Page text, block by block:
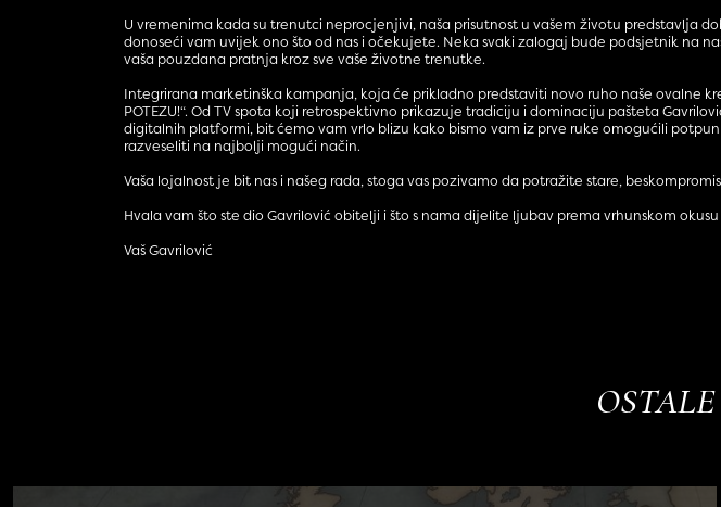
U vremenima kada su trenutci neprocjenjivi, naša prisutnost u vašem životu predstavlja
donoseći vam uvijek ono što od nas i očekujete. Neka svaki zalogaj bude podsjetnik na
vaša pouzdana pratnja kroz sve vaše životne trenutke.
Integrirana marketinška kampanja, koja će prikladno predstaviti novo ruho naše ovalne
POTEZU!“. Od TV spota koji retrospektivno prikazuje tradiciju i dominaciju pašteta
digitalnih platformi, bit ćemo vam vrlo blizu kako bismo vam iz prve ruke omogućili
razveseliti na najbolji mogući način.
Vaša lojalnost je bit nas i našeg rada, stoga vas pozivamo da potražite stare,
Hvala vam što ste dio Gavrilović obitelji i što s nama dijelite ljubav prema vrhunskom
Vaš Gavrilović